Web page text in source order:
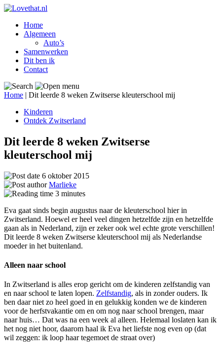
Home
Algemeen
Auto’s
Samenwerken
Dit ben ik
Contact
Home | Dit leerde 8 weken Zwitserse kleuterschool mij
Kinderen
Ontdek Zwitserland
Dit leerde 8 weken Zwitserse
kleuterschool mij
6 oktober 2015
Marlieke
3 minutes
Eva gaat sinds begin augustus naar de kleuterschool hier in
Zwitserland. Hoewel er heel veel dingen hetzelfde zijn en hetzelfde
gaan als in Nederland, zijn er zeker ook wel echte grote verschillen!
Dit leerde 8 weken Zwitserse kleuterschool mij als Nederlandse
moeder in het buitenland.
Alleen naar school
In Zwitserland is alles erop gericht om de kinderen zelfstandig van
en naar school te laten lopen. Zelfstandig, als in zonder ouders. Ik
ben daar niet zo heel goed in en gelukkig konden we de kinderen
voor de herfstvakantie om en om nog naar school brengen, maar
naar huis… Dat was na een week al alleen. Helemaal loslaten kan ik
het nog niet hoor, daarom haal ik Eva het liefste nog even op (dat
wil zeggen: ik loop haar tegemoet de straat over)